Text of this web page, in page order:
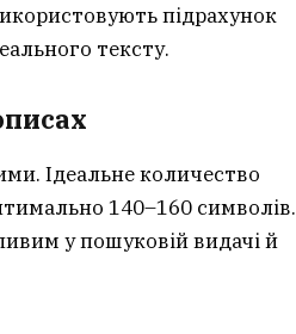
підрахунок
тексту.
Ідеальне количество
140–160 символів.
у пошуковій видачі й